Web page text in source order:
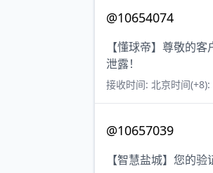
@10654074
【懂球帝】尊敬的
泄露！
接收时间: 北京时间
@10657039
【智慧盐城】您的